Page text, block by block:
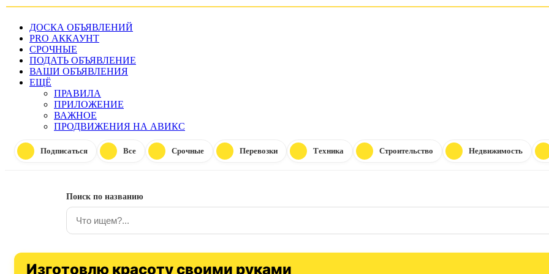
ДОСКА ОБЪЯВЛЕНИЙ
PRO АККАУНТ
СРОЧНЫЕ
ПОДАТЬ ОБЪЯВЛЕНИЕ
ВАШИ ОБЪЯВЛЕНИЯ
ЕЩЁ
ПРАВИЛА
ПРИЛОЖЕНИЕ
ВАЖНОЕ
ПРОДВИЖЕНИЯ НА АВИКС
Подписаться Все Срочные Перевозки Техника Строительство Недвижимость
Поиск по названию
Изготовлю красоту своими руками